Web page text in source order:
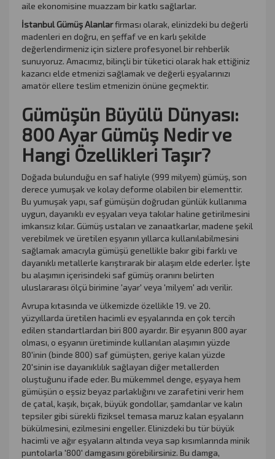
aile ekonomisine muazzam bir katkı sağlarlar.
İstanbul Gümüş Alanlarfirması olarak, elinizdeki bu değerli
madenleri en doğru, en şeffaf ve en karlı şekilde
değerlendirmeniz için sizlere profesyonel bir rehberlik
sunuyoruz. Amacımız, bilinçli bir tüketici olarak hak ettiğiniz
kazancı elde etmenizi sağlamak ve değerli eşyalarınızı
amatör ellere teslim etmenizin önüne geçmektir.
Gümüşün Büyülü Dünyası:
800 Ayar Gümüş Nedir ve
Hangi Özellikleri Taşır?
Doğada bulunduğu en saf haliyle (999 milyem) gümüş, son
derece yumuşak ve kolay deforme olabilen bir elementtir.
Bu yumuşak yapı, saf gümüşün doğrudan günlük kullanıma
uygun, dayanıklı ev eşyaları veya takılar haline getirilmesini
imkansız kılar. Gümüş ustaları ve zanaatkarlar, madene şekil
verebilmek ve üretilen eşyanın yıllarca kullanılabilmesini
sağlamak amacıyla gümüşü genellikle bakır gibi farklı ve
dayanıklı metallerle karıştırarak bir alaşım elde ederler. İşte
bu alaşımın içerisindeki saf gümüş oranını belirten
uluslararası ölçü birimine 'ayar' veya 'milyem' adı verilir.
Avrupa kıtasında ve ülkemizde özellikle 19. ve 20.
yüzyıllarda üretilen hacimli ev eşyalarında en çok tercih
edilen standartlardan biri 800 ayardır. Bir eşyanın 800 ayar
olması, o eşyanın üretiminde kullanılan alaşımın yüzde
80'inin (binde 800) saf gümüşten, geriye kalan yüzde
20'sinin ise dayanıklılık sağlayan diğer metallerden
oluştuğunu ifade eder. Bu mükemmel denge, eşyaya hem
gümüşün o eşsiz beyaz parlaklığını ve zarafetini verir hem
de çatal, kaşık, bıçak, büyük gondollar, şamdanlar ve kalın
tepsiler gibi sürekli fiziksel temasa maruz kalan eşyaların
bükülmesini, ezilmesini engeller. Elinizdeki bu tür büyük
hacimli ve ağır eşyaların altında veya sap kısımlarında minik
puntolarla '800' damgasını görebilirsiniz. Bu damga,